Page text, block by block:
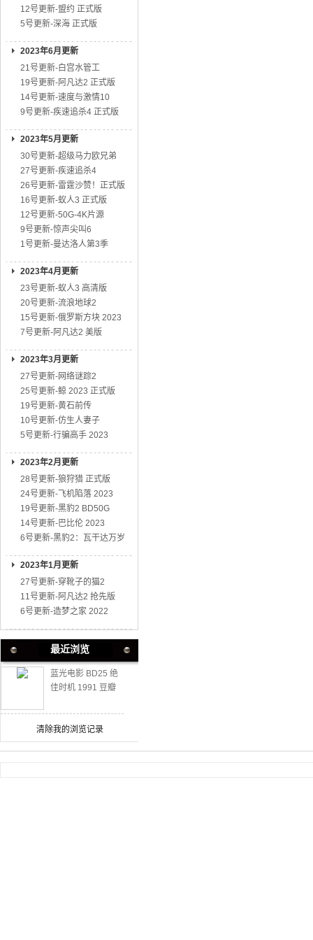
12号更新-盟约 正式版
5号更新-深海 正式版
2023年6月更新
21号更新-白宫水管工
19号更新-阿凡达2 正式版
14号更新-速度与激情10
9号更新-疾速追杀4 正式版
2023年5月更新
30号更新-超级马力欧兄弟
27号更新-疾速追杀4
26号更新-雷霆沙赞！正式版
16号更新-蚁人3 正式版
12号更新-50G-4K片源
9号更新-惊声尖叫6
1号更新-曼达洛人第3季
2023年4月更新
23号更新-蚁人3 高清版
20号更新-流浪地球2
15号更新-俄罗斯方块 2023
7号更新-阿凡达2 美版
2023年3月更新
27号更新-网络谜踪2
25号更新-鲸 2023 正式版
19号更新-黄石前传
10号更新-仿生人妻子
5号更新-行骗高手 2023
2023年2月更新
28号更新-狼狩猎 正式版
24号更新-飞机陷落 2023
19号更新-黑豹2 BD50G
14号更新-巴比伦 2023
6号更新-黑豹2：瓦干达万岁
2023年1月更新
27号更新-穿靴子的猫2
11号更新-阿凡达2 抢先版
6号更新-造梦之家 2022
最近浏览
蓝光电影 BD25 绝
佳时机 1991 豆瓣
清除我的浏览记录